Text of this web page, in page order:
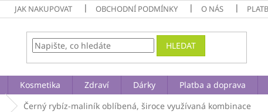
JAK NAKUPOVAT OBCHODNÍ PODMÍNKY O NÁS
HLEDAT
Kosmetika Zdraví Dárky Platba a doprava
Černý rybíz-maliník oblíbená, široce využívaná kombinace